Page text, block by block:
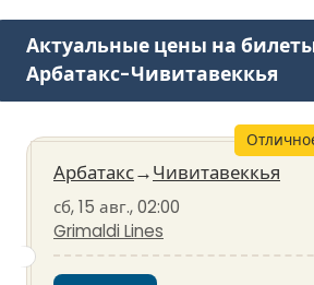
Актуальные цены на
Арбатакс-Чивитавеккья
Арбатакс→Чивитавеккья
сб, 15 авг., 02:00
Grimaldi Lines